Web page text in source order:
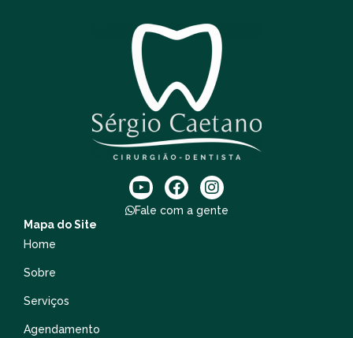
Fale com a gente
Mapa do Site
Home
Sobre
Serviços
Agendamento